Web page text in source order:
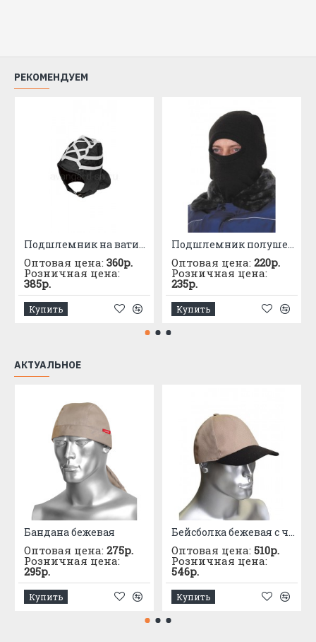
РЕКОМЕНДУЕМ
Подшлемник на ватине
Оптовая цена: 360р.
Розничная цена:
385р.
Купить
Подшлемник полушерстяной "Суперлюкс"
Оптовая цена: 220р.
Розничная цена:
235р.
Купить
АКТУАЛЬНОЕ
Бандана бежевая
Оптовая цена: 275р.
Розничная цена:
295р.
Купить
Бейсболка бежевая с черным козырьком (тк.PANACOTTA)
Оптовая цена: 510р.
Розничная цена:
546р.
Купить